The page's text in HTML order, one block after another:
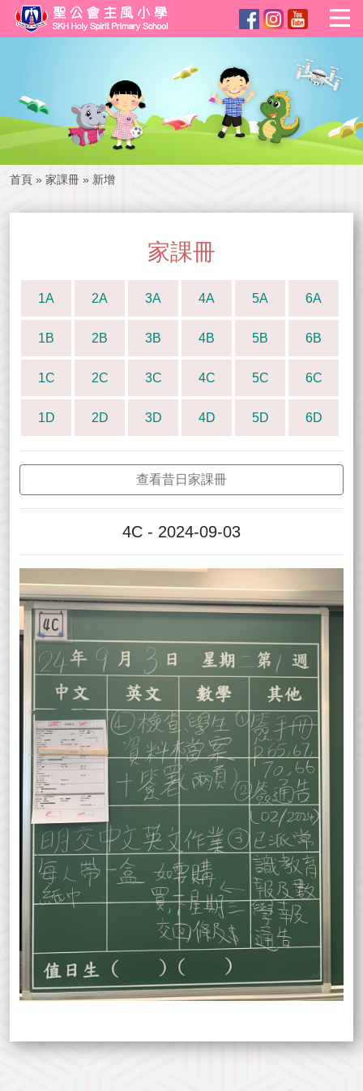
首頁 » 家課冊 » 新增
家課冊
1A 2A 3A 4A 5A 6A
1B 2B 3B 4B 5B 6B
1C 2C 3C 4C 5C 6C
1D 2D 3D 4D 5D 6D
查看昔日家課冊
4C - 2024-09-03